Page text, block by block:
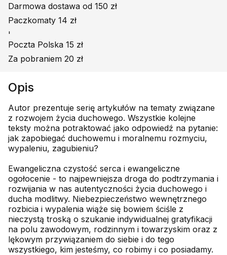
Darmowa dostawa od 150 zł
Paczkomaty 14 zł
'
Poczta Polska 15 zł
Za pobraniem 20 zł
Opis
Autor prezentuje serię artykułów na tematy związane
z rozwojem życia duchowego. Wszystkie kolejne
teksty można potraktować jako odpowiedź na pytanie:
jak zapobiegać duchowemu i moralnemu rozmyciu,
wypaleniu, zagubieniu?
Ewangeliczna czystość serca i ewangeliczne
ogołocenie - to najpewniejsza droga do podtrzymania i
rozwijania w nas autentyczności życia duchowego i
ducha modlitwy. Niebezpieczeństwo wewnętrznego
rozbicia i wypalenia wiąże się bowiem ściśle z
nieczystą troską o szukanie indywidualnej gratyfikacji
na polu zawodowym, rodzinnym i towarzyskim oraz z
lękowym przywiązaniem do siebie i do tego
wszystkiego, kim jesteśmy, co robimy i co posiadamy.